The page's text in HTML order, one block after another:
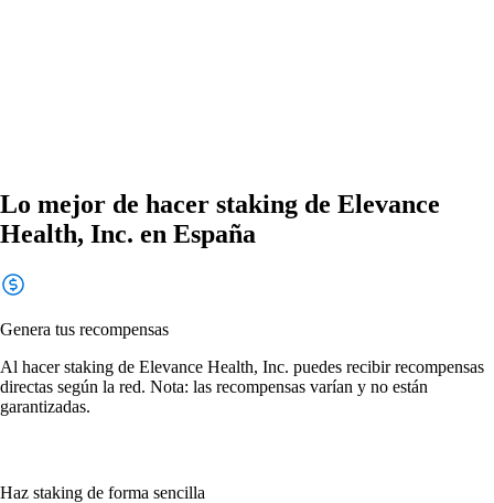
Lo mejor de hacer staking de Elevance
Health, Inc. en España
Genera tus recompensas
Al hacer staking de Elevance Health, Inc. puedes recibir recompensas
directas según la red. Nota: las recompensas varían y no están
garantizadas.
Haz staking de forma sencilla